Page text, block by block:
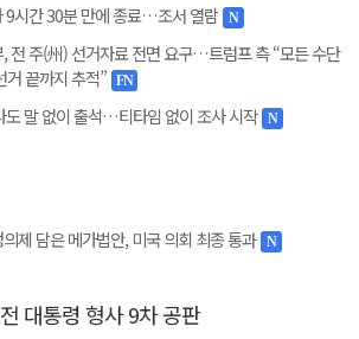
9시간 30분 만에 종료…조서 열람 N
, 전 주(州) 선거자료 전면 요구…트럼프 측 “모든 수단
거 끝까지 추적”
FN
도 말 없이 출석…티타임 없이 조사 시작 N
제 담은 메가법안, 미국 의회 최종 통과 N
대통령 형사 9차 공판